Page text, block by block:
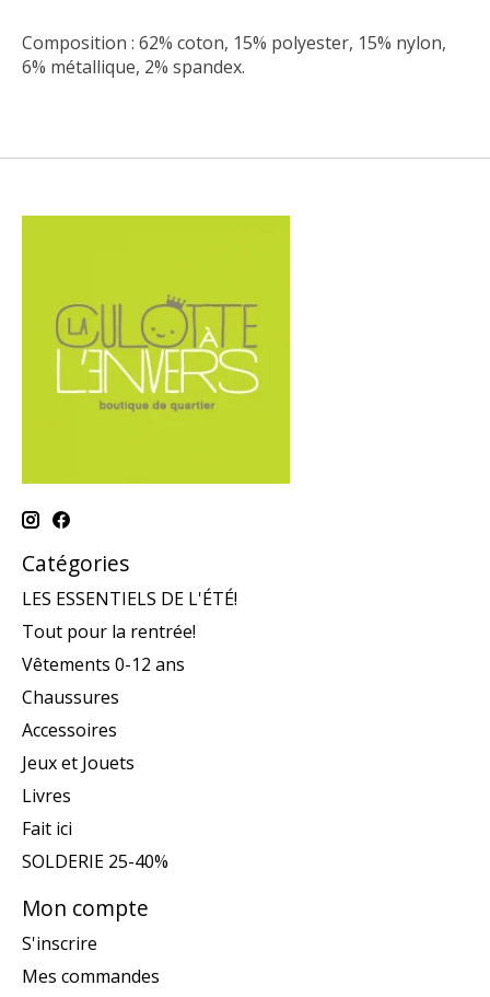
Composition : 62% coton, 15% polyester, 15% nylon,
6% métallique, 2% spandex.
Catégories
LES ESSENTIELS DE L'ÉTÉ!
Tout pour la rentrée!
Vêtements 0-12 ans
Chaussures
Accessoires
Jeux et Jouets
Livres
Fait ici
SOLDERIE 25-40%
Mon compte
S'inscrire
Mes commandes